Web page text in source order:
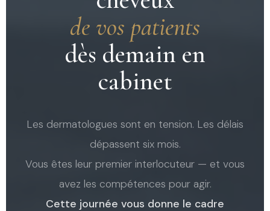
de vos patients
dès demain en
cabinet
Les dermatologues sont en tension. Les délais
dépassent six mois.
Vous êtes leur premier interlocuteur — et vous
avez les compétences pour agir.
Cette journée vous donne le cadre